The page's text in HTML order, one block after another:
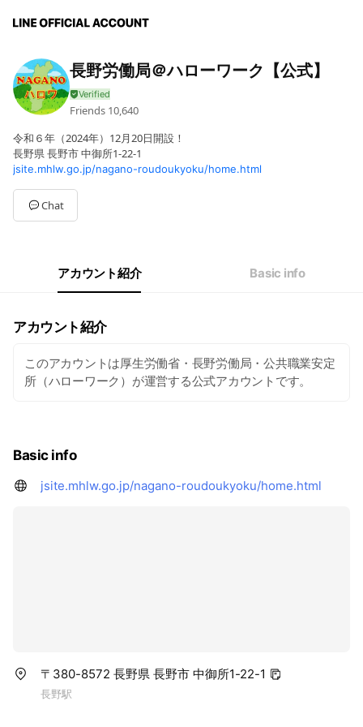
長野労働局＠ハローワーク【公式】
Friends 10,640
令和６年（2024年）12月20日開設！
長野県 長野市 中御所1-22-1
jsite.mhlw.go.jp/nagano-roudoukyoku/home.html
Chat
アカウント紹介 Basic info
アカウント紹介
このアカウントは厚生労働省・長野労働局・公共職業安定
所（ハローワーク）が運営する公式アカウントです。
Basic info
jsite.mhlw.go.jp/nagano-roudoukyoku/home.html
〒380-8572 長野県 長野市 中御所1-22-1
長野駅